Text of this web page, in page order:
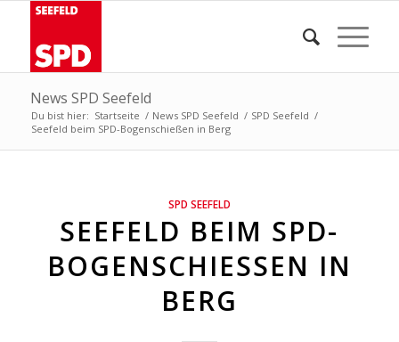
News SPD Seefeld
Du bist hier: Startseite / News SPD Seefeld / SPD Seefeld /
Seefeld beim SPD-Bogenschießen in Berg
SPD SEEFELD
SEEFELD BEIM SPD-
BOGENSCHIESSEN IN B
ERG